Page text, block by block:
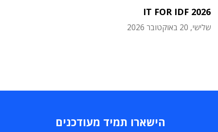
IT FOR IDF 2026
שלישי, 20 באוקטובר 2026
הישארו תמיד מעודכנים